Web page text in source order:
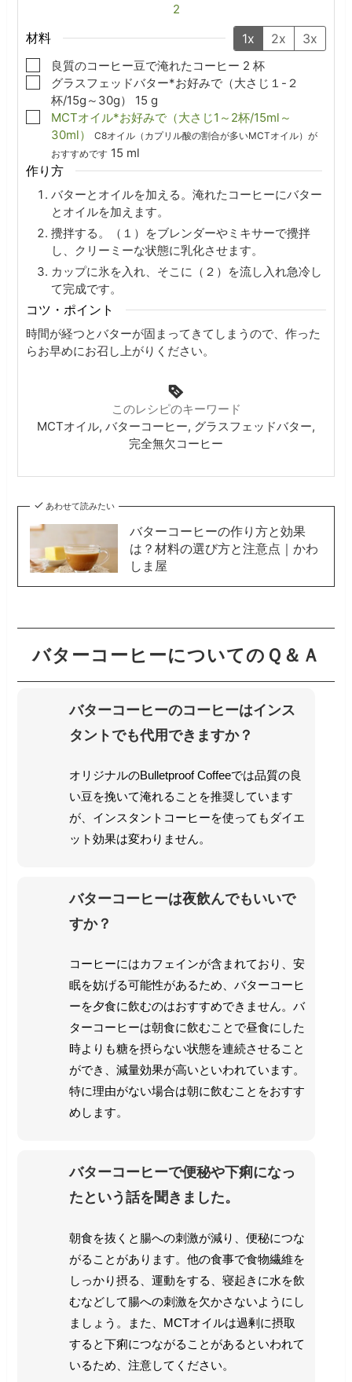
2
材料 1x 2x 3x
▢
良質のコーヒー豆で淹れたコーヒー 2 杯
▢
グラスフェッドバター*お好みで（大さじ１-２
杯/15g～30g）
15 g
▢
MCTオイル*お好みで（大さじ1～2杯/15ml～
30ml）
C8オイル（カプリル酸の割合が多いMCTオイル）が
おすすめです 15 ml
作り方
バターとオイルを加える。淹れたコーヒーにバター
とオイルを加えます。
攪拌する。（１）をブレンダーやミキサーで攪拌
し、クリーミーな状態に乳化させます。
カップに氷を入れ、そこに（２）を流し入れ急冷し
て完成です。
コツ・ポイント
時間が経つとバターが固まってきてしまうので、作った
らお早めにお召し上がりください。
このレシピのキーワード
MCTオイル, バターコーヒー, グラスフェッドバター,
完全無欠コーヒー
あわせて読みたい
バターコーヒーの作り方と効果
は？材料の選び方と注意点｜かわ
しま屋
バターコーヒーについてのＱ＆Ａ
バターコーヒーのコーヒーはインス
タントでも代用できますか？
オリジナルのBulletproof Coffeeでは品質の良
い豆を挽いて淹れることを推奨しています
が、インスタントコーヒーを使ってもダイエ
ット効果は変わりません。
バターコーヒーは夜飲んでもいいで
すか？
コーヒーにはカフェインが含まれており、安
眠を妨げる可能性があるため、バターコーヒ
ーを夕食に飲むのはおすすめできません。バ
ターコーヒーは朝食に飲むことで昼食にした
時よりも糖を摂らない状態を連続させること
ができ、減量効果が高いといわれています。
特に理由がない場合は朝に飲むことをおすす
めします。
バターコーヒーで便秘や下痢になっ
たという話を聞きました。
朝食を抜くと腸への刺激が減り、便秘につな
がることがあります。他の食事で食物繊維を
しっかり摂る、運動をする、寝起きに水を飲
むなどして腸への刺激を欠かさないようにし
ましょう。また、MCTオイルは過剰に摂取
すると下痢につながることがあるといわれて
いるため、注意してください。